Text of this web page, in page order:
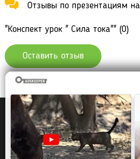
Отзывы по презентациям
"Конспект урок " Сила тока"" (0)
Оставить отзыв
Политика конфиденциальности
Правообладателям
Рефераты Дипломы Курсовые
Читать книги
Аудиокниги